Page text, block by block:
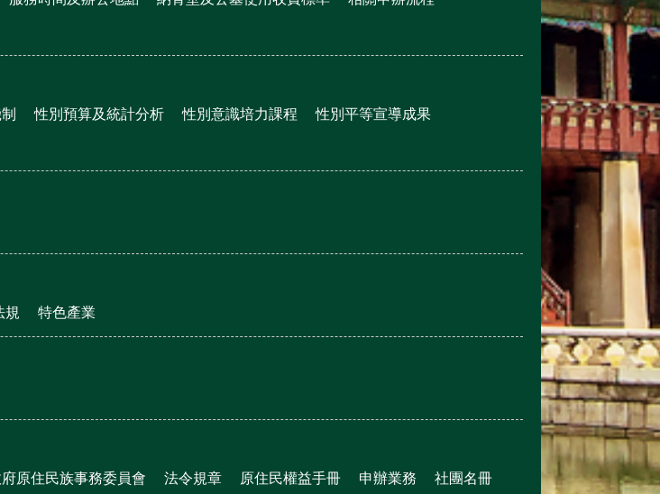
性別預算及統計分析 性別意識培力課程 性別平等宣導成果
規 特色產業
原住民族事務委員會 法令規章 原住民權益手冊 申辦業務 社團名冊